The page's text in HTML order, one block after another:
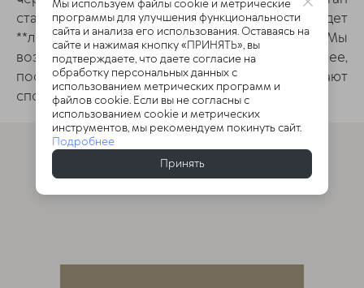
становится решающим в том, как пройдет
**лечение мозжечковой атаксии**. Мы
возвращаем мозгу его биологическое горючее,
после чего нейроны восстанавливают
способность к передаче импульсов.
Мы используем файлы cookie и метрические
программы для улучшения функциональности
сайта и анализа его использования. Оставаясь на
сайте и нажимая кнопку «ПРИНЯТЬ», вы
подтверждаете, что даете согласие на
обработку персональных данных с
использованием метрических программ и
файлов cookie. Если вы не согласны с
использованием cookie и метрических
инструментов, мы рекомендуем покинуть сайт.
Подробнее
Принять